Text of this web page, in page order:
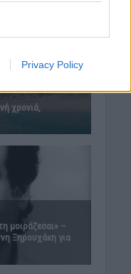
Privacy Policy